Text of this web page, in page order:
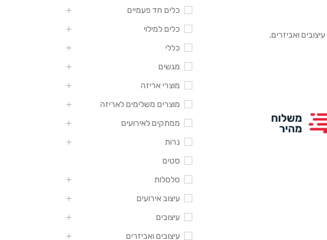
עיצובים ואביזרים,
כלים חד פעמיים
כלים למילוי
כללי
מגשים
מוצרי אריזה
מוצרים משלימים לאריזה
ממתקים לאירועים
נרות
סטים
סלסלות
עיצוב אירועים
עיצובים
עיצובים ואביזרים